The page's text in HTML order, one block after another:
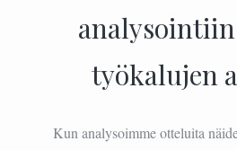
työkalujen
Kun analysoimme otteluita